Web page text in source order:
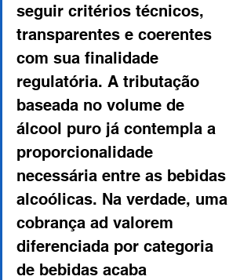
seguir critérios técnicos,
transparentes e coerentes
com sua finalidade
regulatória. A tributação
baseada no volume de
álcool puro já contempla a
proporcionalidade
necessária entre as bebidas
alcoólicas. Na verdade, uma
cobrança ad valorem
diferenciada por categoria
de bebidas acaba